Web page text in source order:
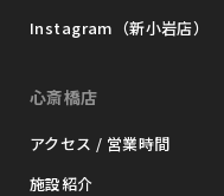
Instagram（新小岩店）
心斎橋店
アクセス / 営業時間
施設紹介